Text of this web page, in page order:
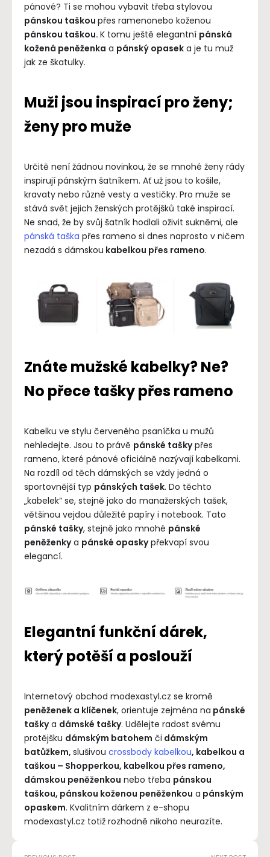
pánové? Ti se mohou vybavit třeba stylovou
pánskou taškou přes ramenonebo koženou
pánskou taškou. K tomu ještě elegantní pánská
kožená peněženka a pánský opasek a je tu muž
jak ze škatulky.
Muži jsou inspirací pro ženy;
ženy pro muže
Určitě není žádnou novinkou, že se mnohé ženy rády
inspirují pánským šatníkem. Ať už jsou to košile,
kravaty nebo různé vesty a vestičky. Pro muže se
stává svět jejich ženských protějšků také inspirací.
Ne snad, že by svůj šatník hodlali oživit sukněmi, ale
pánská taška přes rameno si dnes naprosto v ničem
nezadá s dámskou kabelkou přes rameno.
Znáte mužské kabelky? Ne?
No přece tašky přes rameno
Kabelku ve stylu červeného psaníčka u mužů
nehledejte. Jsou to právě pánské taškypřes
rameno, které pánové oficiálně nazývají kabelkami.
Na rozdíl od těch dámských se vždy jedná o
sportovnější typ pánských tašek. Do těchto
„kabelek“ se, stejně jako do manažerských tašek,
většinou vejdou důležité papíry i notebook. Tato
pánské tašky, stejně jako mnohé pánské
peněženkya pánské opaskypřekvapí svou
elegancí.
Elegantní funkční dárek,
který potěší a poslouží
Internetový obchod modexastyl.cz se kromě
peněženek a klíčenek, orientuje zejména na pánské
taškya dámské tašky. Udělejte radost svému
protějšku dámským batohem či dámským
batůžkem, slušivou crossbody kabelkou, kabelkou a
taškou – Shopperkou, kabelkou přes rameno,
dámskou peněženkou nebo třeba pánskou
taškou, pánskou koženou peněženkou a pánským
opaskem. Kvalitním dárkem z e-shopu
modexastyl.cz totiž rozhodně nikoho neurazíte.